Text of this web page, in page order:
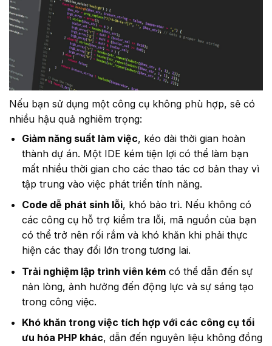
Nếu bạn sử dụng một công cụ không phù hợp, sẽ có
nhiều hậu quả nghiêm trọng:
Giảm năng suất làm việc, kéo dài thời gian hoàn
thành dự án. Một IDE kém tiện lợi có thể làm bạn
mất nhiều thời gian cho các thao tác cơ bản thay vì
tập trung vào việc phát triển tính năng.
Code dễ phát sinh lỗi, khó bảo trì. Nếu không có
các công cụ hỗ trợ kiểm tra lỗi, mã nguồn của bạn
có thể trở nên rối rắm và khó khăn khi phải thực
hiện các thay đổi lớn trong tương lai.
Trải nghiệm lập trình viên kémcó thể dẫn đến sự
nản lòng, ảnh hưởng đến động lực và sự sáng tạo
trong công việc.
Khó khăn trong việc tích hợp với các công cụ tối
ưu hóa PHP khác, dẫn đến nguyên liệu không đồng